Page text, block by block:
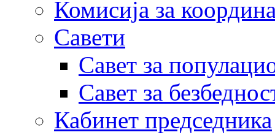
Комисија за
Савети
Савет за
Савет за
Кабинет председника